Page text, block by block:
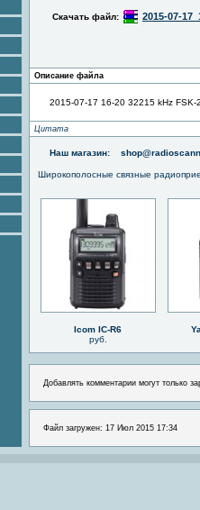
Скачать файл: 2015-07-
Описание файла
2015-07-17 16-20 32215 kHz FSK-
Цитата
Наш магазин:
Широкополосные связные
Icom IC-R6
руб.
Добавлять комментарии могут только
Файл загружен: 17 Июл 2015 17:34